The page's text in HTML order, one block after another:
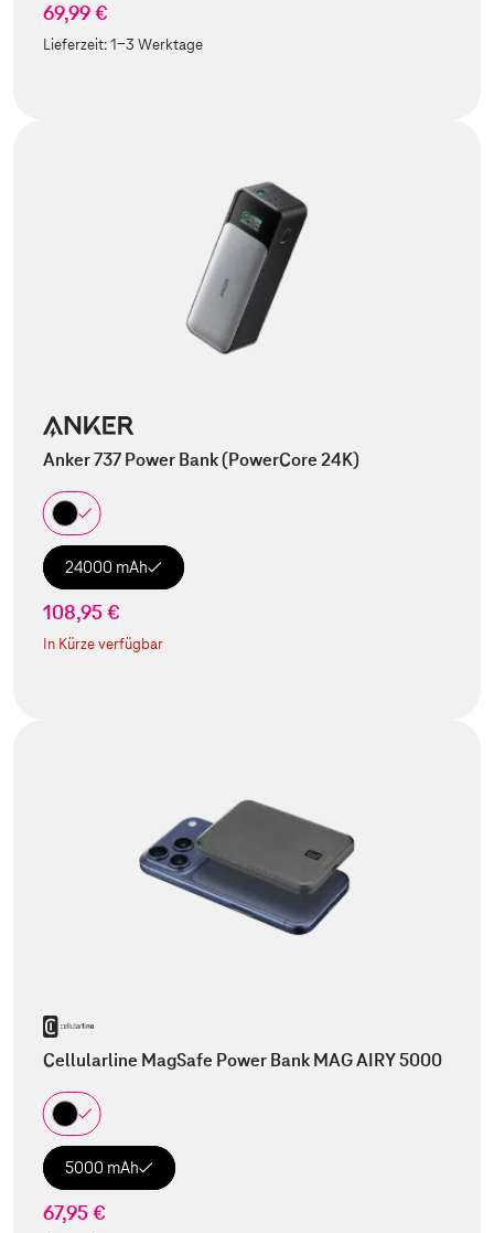
69,99 €
Lieferzeit:1-3 Werktage
Anker 737 Power Bank (PowerCore 24K)
24000 mAh
108,95 €
In Kürze verfügbar
Cellularline MagSafe Power Bank MAG AIRY 5000
5000 mAh
67,95 €